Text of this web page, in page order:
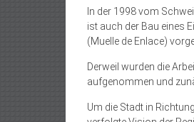
In der 1998 vom
ist auch der Bau eines
(Muelle de Enlace)
Derweil wurden die
aufgenommen und
Um die Stadt in